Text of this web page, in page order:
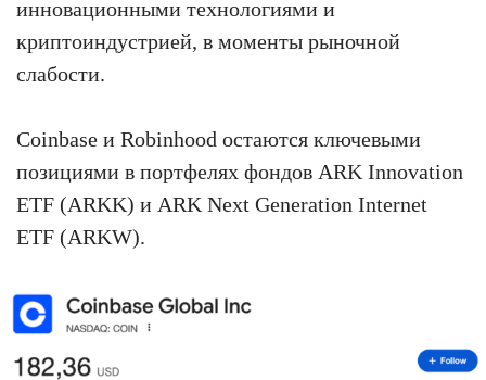
инновационными технологиями и
криптоиндустрией, в моменты рыночной
слабости.
Coinbase и Robinhood остаются ключевыми
позициями в портфелях фондов ARK Innovation
ETF (ARKK) и ARK Next Generation Internet
ETF (ARKW).